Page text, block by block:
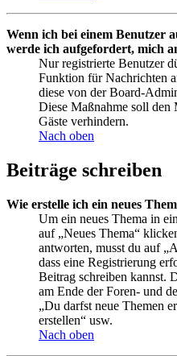
Wenn ich bei einem Benutzer
werde ich aufgefordert, mich
Nur registrierte Benutzer
Funktion für Nachrichten
diese von der Board-
Diese Maßnahme soll den
Gäste verhindern.
Nach oben
Beiträge schreiben
Wie erstelle ich ein neues
Um ein neues Thema in
auf „Neues Thema“
antworten, musst du auf
dass eine Registrierung
Beitrag schreiben kannst.
am Ende der Foren- und
„Du darfst neue Themen
erstellen“ usw.
Nach oben